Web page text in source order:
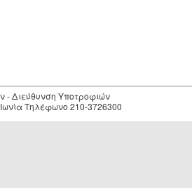
- Διεύθυνση Υποτροφιών
Τηλέφωνο 210-3726300